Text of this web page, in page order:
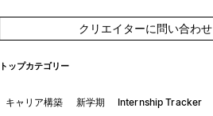
クリエイターに問い合わせ
トップカテゴリー
キャリア構築 新学期 Internship Tracker